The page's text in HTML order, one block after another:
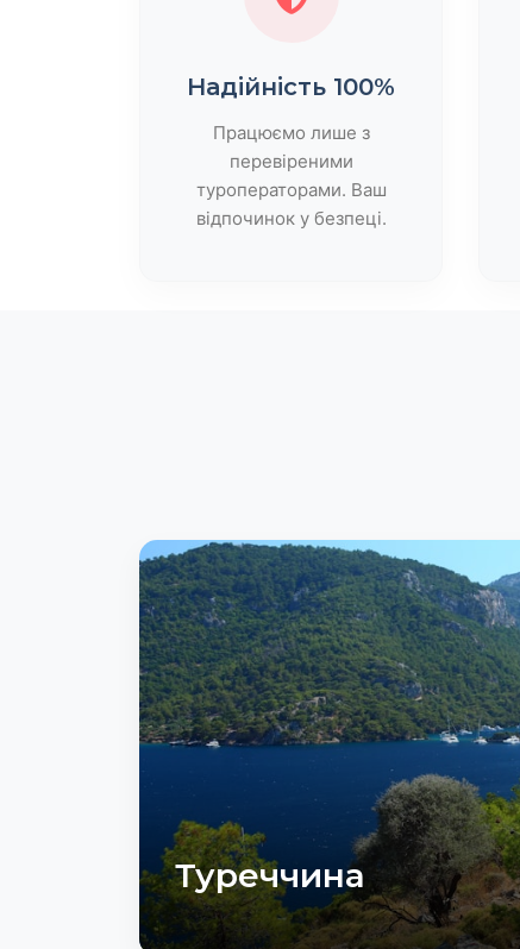
Надійність 100%
Працюємо лише з
перевіреними
туроператорами. Ваш
відпочинок у безпеці.
Туреччина